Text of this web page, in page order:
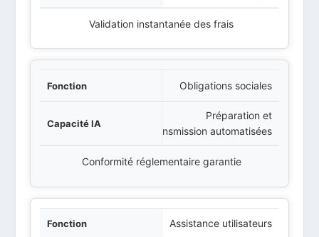
Validation instantanée des frais
Obligations sociales
Préparation et
transmission automatisées
Conformité réglementaire garantie
Assistance utilisateurs